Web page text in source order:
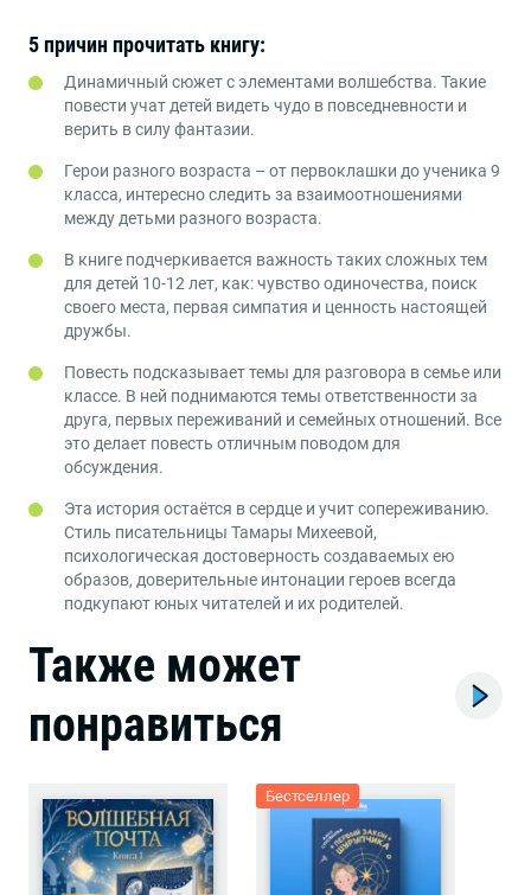
5 причин прочитать книгу:
Динамичный сюжет с элементами волшебства. Такие
повести учат детей видеть чудо в повседневности и
верить в силу фантазии.
Герои разного возраста – от первоклашки до ученика 9
класса, интересно следить за взаимоотношениями
между детьми разного возраста.
В книге подчеркивается важность таких сложных тем
для детей 10-12 лет, как: чувство одиночества, поиск
своего места, первая симпатия и ценность настоящей
дружбы.
Повесть подсказывает темы для разговора в семье или
классе. В ней поднимаются темы ответственности за
друга, первых переживаний и семейных отношений. Все
это делает повесть отличным поводом для
обсуждения.
Эта история остаётся в сердце и учит сопереживанию.
Стиль писательницы Тамары Михеевой,
психологическая достоверность создаваемых ею
образов, доверительные интонации героев всегда
подкупают юных читателей и их родителей.
Также может
понравиться
Бестселлер